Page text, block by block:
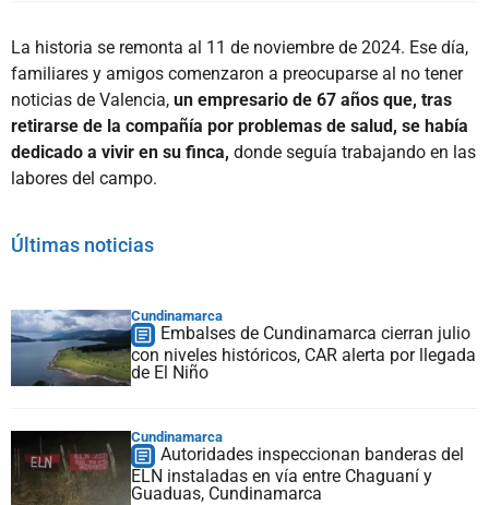
La historia se remonta al 11 de noviembre de 2024. Ese día,
familiares y amigos comenzaron a preocuparse al no tener
noticias de Valencia, un empresario de 67 años que, tras
retirarse de la compañía por problemas de salud, se había
dedicado a vivir en su finca, donde seguía trabajando en las
labores del campo.
Últimas noticias
Cundinamarca
Embalses de Cundinamarca cierran julio
con niveles históricos, CAR alerta por llegada
de El Niño
Cundinamarca
Autoridades inspeccionan banderas del
ELN instaladas en vía entre Chaguaní y
Guaduas, Cundinamarca